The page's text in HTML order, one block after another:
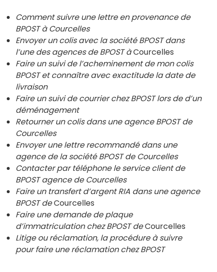
Comment suivre une lettre en provenance de
BPOST à Courcelles
Envoyer un colis avec la société BPOST dans
l’une des agences de BPOST àCourcelles
Faire un suivi de l’acheminement de mon colis
BPOST et connaître avec exactitude la date de
livraison
Faire un suivi de courrier chez BPOST lors de d’un
déménagement
Retourner un colis dans une agence BPOST de
Courcelles
Envoyer une lettre recommandé dans une
agence de la société BPOST de Courcelles
Contacter par téléphone le service client de
BPOST agence de Courcelles
Faire un transfert d’argent RIA dans une agence
BPOST deCourcelles
Faire une demande de plaque
d’immatriculation chez BPOST deCourcelles
Litige ou réclamation, la procédure à suivre
pour faire une réclamation chez BPOST